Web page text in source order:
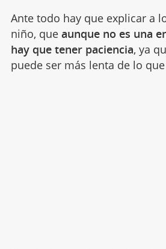
Ante todo hay que explicar a
niño, que aunque no es una
hay que tener paciencia, ya
puede ser más lenta de lo